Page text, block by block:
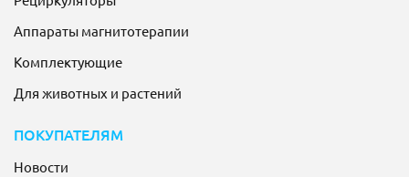
Аппараты магнитотерапии
Комплектующие
Для животных и растений
ПОКУПАТЕЛЯМ
Новости